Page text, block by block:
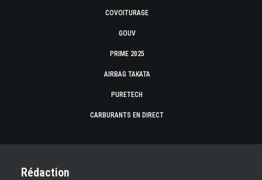
COVOITURAGE
GOUV
PRIME 2025
AIRBAG TAKATA
PURETECH
CARBURANTS EN DIRECT
Rédaction